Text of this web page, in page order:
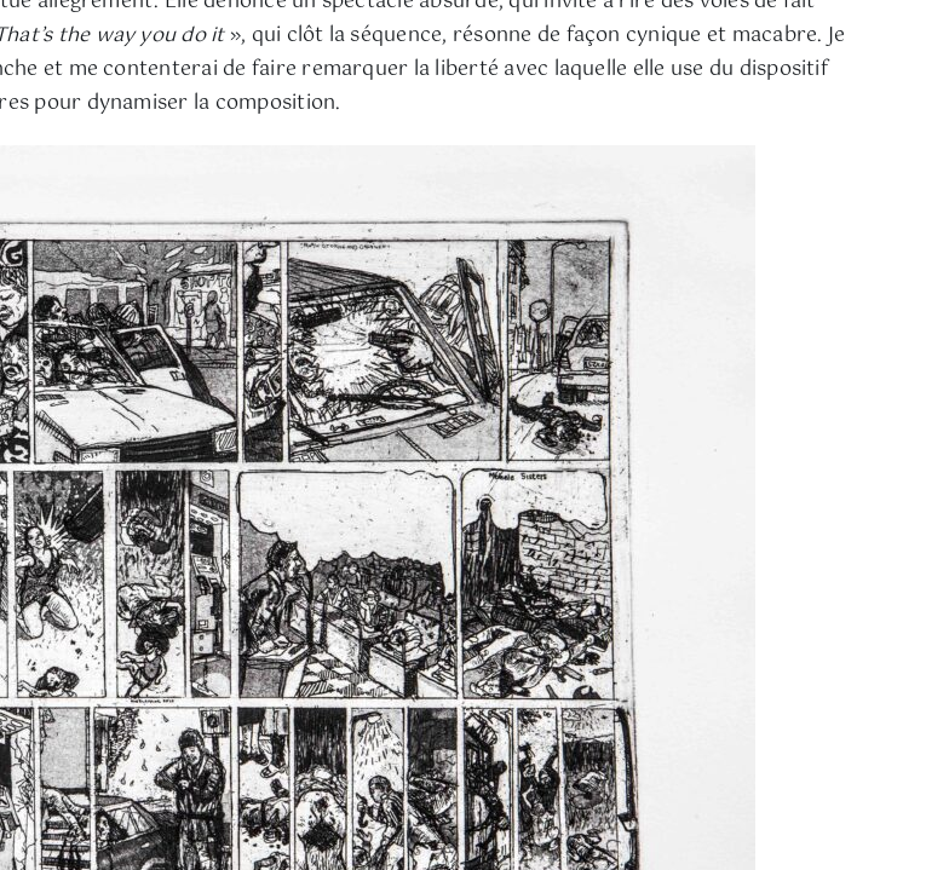
the way you do it», qui clôt la séquence, résonne de façon cynique et macabre. Je
et me contenterai de faire remarquer la liberté avec laquelle elle use du dispositif
pour dynamiser la composition.